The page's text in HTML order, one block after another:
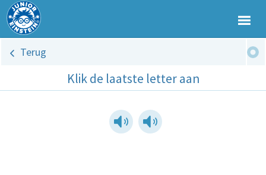
Terug
Klik de laatste letter aan